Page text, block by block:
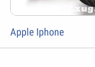
Apple Iphone